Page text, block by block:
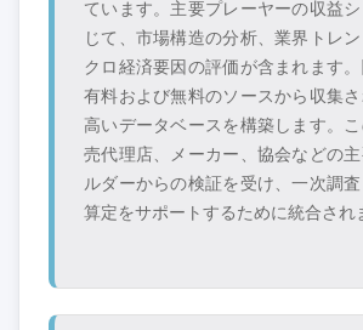
ています。主要プレーヤーの収益
じて、市場構造の分析、業界トレ
クロ経済要因の評価が含まれます
有料および無料のソースから収集
高いデータベースを構築します。
売代理店、メーカー、協会などの
ルダーからの検証を受け、一次調
算定をサポートするために統合され